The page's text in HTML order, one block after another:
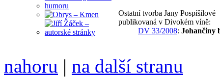
Ostatní tvorba Jany Pospíšilové
publikovaná v Divokém víně:
DV 33/2008: Johančiny
nahoru | na další stranu